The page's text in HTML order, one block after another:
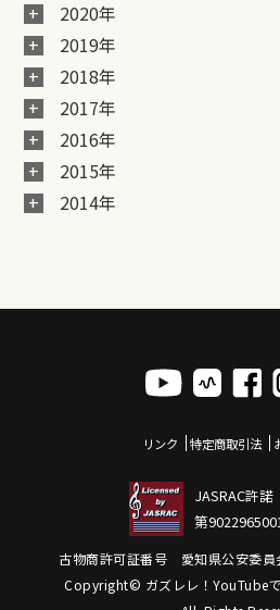
2020年
2019年
2018年
2017年
2016年
2015年
2014年
リンク 特定商取引法
JASRAC許諾
第
古物商許可証番号 愛知県公安委
Copyright© ガズレレ！YouTube